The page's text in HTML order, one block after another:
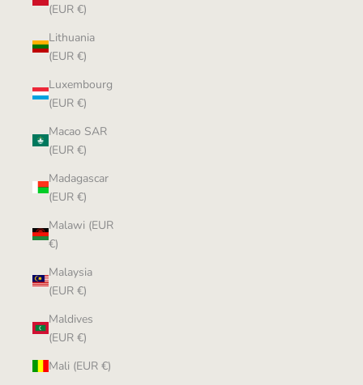
(EUR €)
Lithuania
(EUR €)
Luxembourg
(EUR €)
Macao SAR
(EUR €)
Madagascar
(EUR €)
Malawi (EUR
€)
Malaysia
(EUR €)
Maldives
(EUR €)
Mali (EUR €)